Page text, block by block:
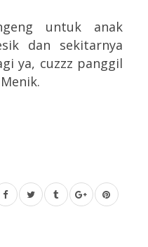
untuk anak
dan sekitarnya
ya, cuzzz panggil